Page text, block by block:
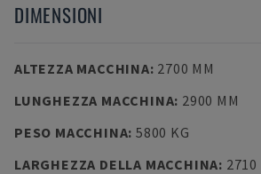
DIMENSIONI
ALTEZZA MACCHINA: 2700 MM
LUNGHEZZA MACCHINA: 2900 MM
PESO MACCHINA: 5800 KG
LARGHEZZA DELLA MACCHINA: 2710